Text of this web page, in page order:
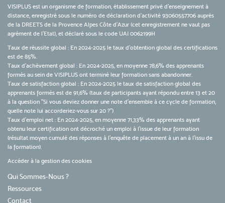
VISIPLUS est un organisme de formation, établissement privé d’enseignement à
distance, enregistré sous le numéro de déclaration d’activité 93060557706 auprès
de la DREETS de la Provence Alpes Côte d’Azur (cet enregistrement ne vaut pas
agrément de l’Etat), et déclaré sous le code UAI 0062199H
Taux de réussite global : En 2024-2025 le taux d'obtention global des certifications
est de 85%.
Taux d’achèvement global : En 2024-2025, en moyenne 78,6% des apprenants
formés au sein de VISIPLUS ont terminé leur formation sans abandonner.
Taux de satisfaction global : En 2024-2025 le taux de satisfaction global des
apprenants formés est de 91,6% (taux de participants ayant répondu entre 13 et 20
à la question "Si vous deviez donner une note d’ensemble à ce cycle de formation,
quelle note lui accorderiez-vous sur 20 ?")
Taux d’emploi net : En 2024-2025, en moyenne 71,33% des apprenants ayant
obtenu leur certification ont décroché un emploi à l'issue de leur formation
(résultat moyen cumulé des réponses à l'enquête de placement à un an à l'issu de
la formation).
Accéder à la gestion des cookies
Qui Sommes-Nous ?
Ressources
Contact